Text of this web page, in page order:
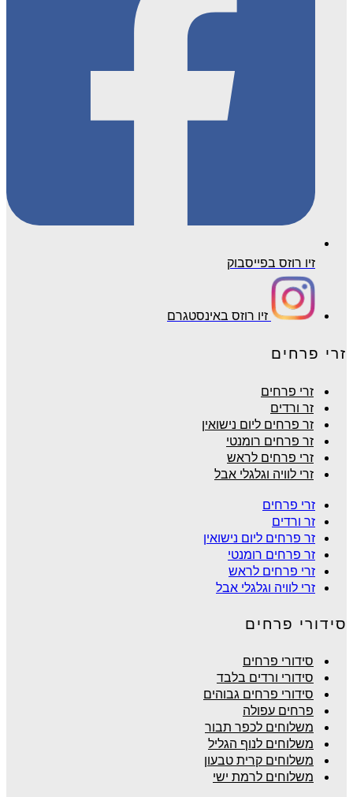
זיו רוזס בפייסבוק
זיו רוזס באינסטגרם
זרי פרחים
זרי פרחים
זר ורדים
זר פרחים ליום נישואין
זר פרחים רומנטי
זרי פרחים לראש
זרי לוויה וגלגלי אבל
זרי פרחים
זר ורדים
זר פרחים ליום נישואין
זר פרחים רומנטי
זרי פרחים לראש
זרי לוויה וגלגלי אבל
סידורי פרחים
סידורי פרחים
סידורי ורדים בלבד
סידורי פרחים גבוהים
פרחים עפולה
משלוחים לכפר תבור
משלוחים לנוף הגליל
משלוחים קרית טבעון
משלוחים לרמת ישי